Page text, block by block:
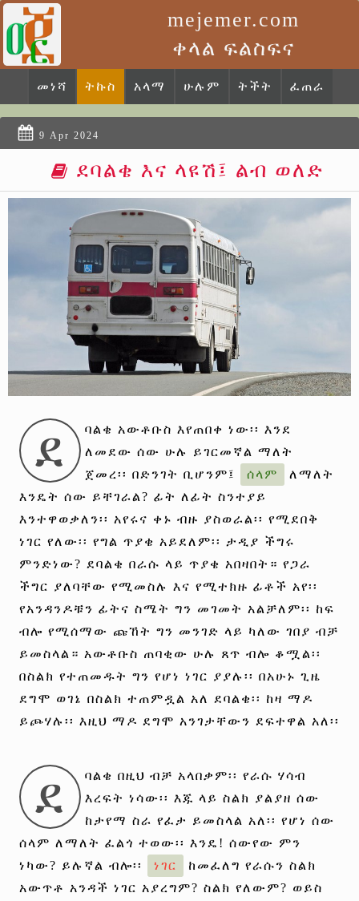
mejemer.com
ቀላል ፍልስፍና
መነሻ ትኩስ አላማ ሁሉም ትችት ፈጠራ
9 Apr 2024
ደባልቄ እና ላዩሽ፤ ልብ ወለድ
ደ
ባልቄ አውቶቡስ እየጠበቀ ነው፡፡ እንደ
ለመደው ሰው ሁሉ ይገርመኛል ማለት
ጀመረ፡፡ በድንገት ቢሆንም፤
ሰላም
ለማለት
እንዴት ሰው ይቸገራል? ፊት ለፊት ስንተያይ
እንተዋወቃለን፡፡ አየሩና ቀኑ ብዙ ያስወራል፡፡ የሚደበቅ
ነገር የለው፡፡ የግል ጥያቄ አይደለም፡፡ ታዲያ ችግሩ
ምንድነው? ደባልቄ በራሱ ላይ ጥያቄ አበዛበት። የጋራ
ችግር ያለባቸው የሚመስሉ እና የሚተክዙ ፊቶች አየ፡፡
የአንዳንዶቹን ፊትና ስሜት ግን መገመት አልቻለም፡፡ ከፍ
ብሎ የሚሰማው ጩኸት ግን መንገድ ላይ ካለው ገበያ ብቻ
ይመስላል። አውቶቡስ ጠባቂው ሁሉ ጸጥ ብሎ ቆሟል፡፡
በስልክ የተጠመዱት ግን የሆነ ነገር ያያሉ፡፡ በአሁኑ ጊዜ
ደግሞ ወገኔ በስልክ ተጠምዷል አለ ደባልቄ፡፡ ከዛ ማዶ
ይጮሃሉ፡፡ እዚህ ማዶ ደግሞ አንገታቸውን ደፍተዋል አለ፡፡
ደ
ባልቄ በዚህ ብቻ አላበቃም፡፡ የራሱ ሃሳብ
እረፍት ነሳው፡፡ እጁ ላይ ስልክ ያልያዘ ሰው
ከታየማ ስራ የፈታ ይመስላል አለ፡፡ የሆነ ሰው
ሰላም ለማለት ፈልጎ ተወው፡፡ እንዴ! ሰውየው ምን
ነካው? ይሉኛል ብሎ፡፡
ነገር
ከመፈለግ የራሱን ስልክ
አውጥቶ አንዳች ነገር አያረግም? ስልክ የለውም? ወይስ